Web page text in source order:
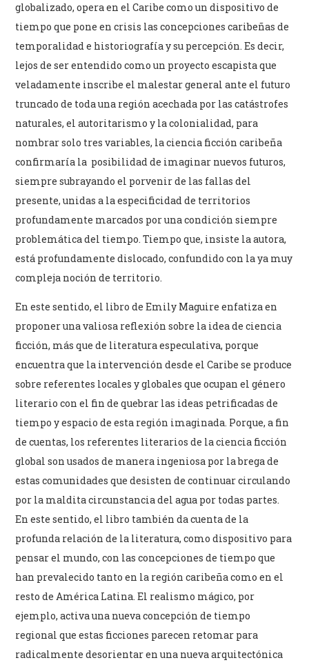
globalizado, opera en el Caribe como un dispositivo de
tiempo que pone en crisis las concepciones caribeñas de
temporalidad e historiografía y su percepción. Es decir,
lejos de ser entendido como un proyecto escapista que
veladamente inscribe el malestar general ante el futuro
truncado de toda una región acechada por las catástrofes
naturales, el autoritarismo y la colonialidad, para
nombrar solo tres variables, la ciencia ficción caribeña
confirmaría la posibilidad de imaginar nuevos futuros,
siempre subrayando el porvenir de las fallas del
presente, unidas a la especificidad de territorios
profundamente marcados por una condición siempre
problemática del tiempo. Tiempo que, insiste la autora,
está profundamente dislocado, confundido con la ya muy
compleja noción de territorio.
En este sentido, el libro de Emily Maguire enfatiza en
proponer una valiosa reflexión sobre la idea de ciencia
ficción, más que de literatura especulativa, porque
encuentra que la intervención desde el Caribe se produce
sobre referentes locales y globales que ocupan el género
literario con el fin de quebrar las ideas petrificadas de
tiempo y espacio de esta región imaginada. Porque, a fin
de cuentas, los referentes literarios de la ciencia ficción
global son usados de manera ingeniosa por la brega de
estas comunidades que desisten de continuar circulando
por la maldita circunstancia del agua por todas partes.
En este sentido, el libro también da cuenta de la
profunda relación de la literatura, como dispositivo para
pensar el mundo, con las concepciones de tiempo que
han prevalecido tanto en la región caribeña como en el
resto de América Latina. El realismo mágico, por
ejemplo, activa una nueva concepción de tiempo
regional que estas ficciones parecen retomar para
radicalmente desorientar en una nueva arquitectónica